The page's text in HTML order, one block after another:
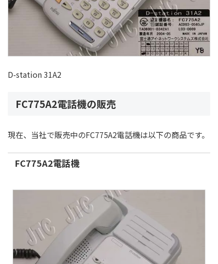
D-station 31A2
FC775A2電話機の販売
現在、当社で販売中のFC775A2電話機は以下の商品です。
FC775A2電話機